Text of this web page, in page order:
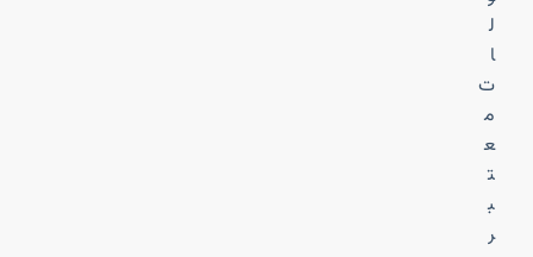
ل
ا
ت
م
ع
ت
ب
ر